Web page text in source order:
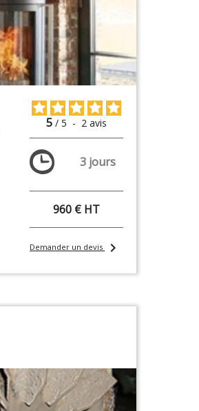
5 / 5 - 2avis
3 jours
960 € HT
Demander un devis chevron_right